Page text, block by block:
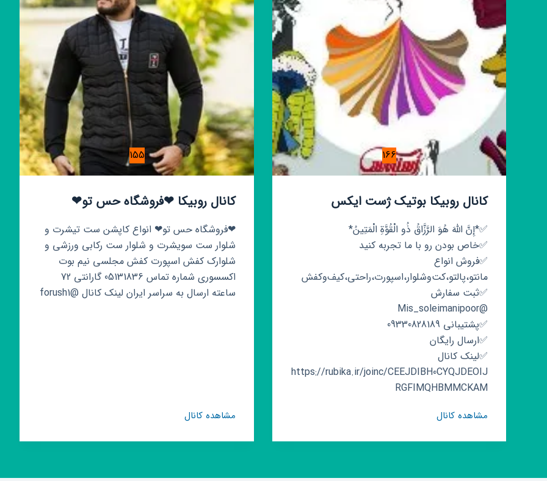
166
کانال روبیکا بوتیک ژست ایکس
✅️*إِنَّ اللَّهَ هُوَ الرَّزَّاقُ ذُو الْقُوَّةِ الْمَتِينُ*
✅خاص بودن رو با ما تجربه کنید
✅️فروش انواع
مانتو،پالتو،کت‌و‌شلوار،اسپورت،راحتی،کیف‌و‌کفش
✅ثبت سفارش
@Mis_soleimanipoor
✅پشتیبانی 09330828189
✅️ارسال رایگان
✅️لینک کانال
https://rubika.ir/joinc/CEEJDIBH0CYQJDEOIJ
RGFIMQHBMMCKAM
مشاهده کانالکانال
بوتیک
155
کانال روبیکا ❤فروشگاه حس تو❤
❤فروشگاه حس تو❤ انواع کاپشن ست تیشرت و
شلوار ست سویشرت و شلوار ست رکابی ورزشی و
شلوارک کفش اسپورت کفش مجلسی نیم بوت
اکسسوری شماره تماس 05131836 گارانتی 72
ساعته ارسال به سراسر ایران لینک کانال @forush1
مشاهده کانالکانال
❤